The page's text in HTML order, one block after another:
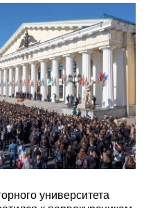
университета